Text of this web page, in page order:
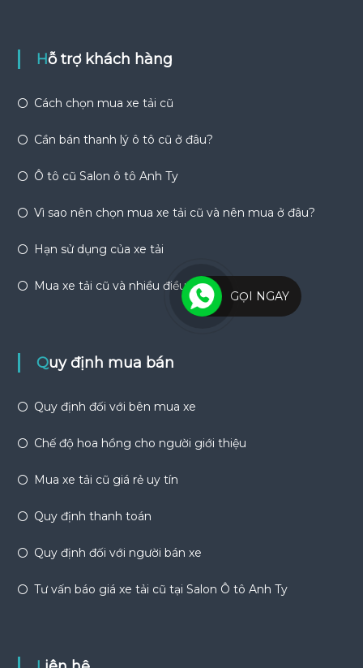
Hỗ trợ khách hàng
Cách chọn mua xe tải cũ
Cần bán thanh lý ô tô cũ ở đâu?
Ô tô cũ Salon ô tô Anh Ty
Vì sao nên chọn mua xe tải cũ và nên mua ở đâu?
Hạn sử dụng của xe tải
Mua xe tải cũ và nhiều điều bạn chưa biết
Quy định mua bán
Quy định đối với bên mua xe
Chế độ hoa hồng cho người giới thiệu
Mua xe tải cũ giá rẻ uy tín
Quy định thanh toán
Quy định đối với người bán xe
Tư vấn báo giá xe tải cũ tại Salon Ô tô Anh Ty
GỌI NGAY